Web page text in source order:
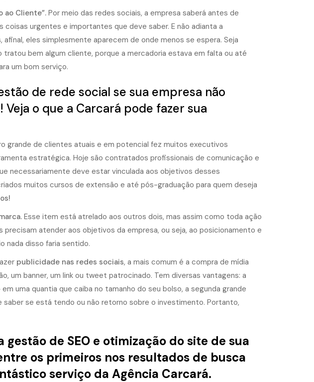
ao Cliente”. Por meio das redes sociais, a empresa saberá antes de
coisas urgentes e importantes que deve saber. E não adianta a
eles simplesmente aparecem de onde menos se espera. Seja
tratou bem algum cliente, porque a mercadoria estava em falta ou até
um bom serviço.
de rede social se sua empresa não
o que a Carcará pode fazer sua
grande de clientes atuais e em potencial fez muitos executivos
estratégica. Hoje são contratados profissionais de comunicação e
necessariamente deve estar vinculada aos objetivos desses
muitos cursos de extensão e até pós-graduação para quem deseja
Esse item está atrelado aos outros dois, mas assim como toda ação
atender aos objetivos da empresa, ou seja, ao posicionamento e
nada disso faria sentido.
publicidade nas redes sociais, a mais comum é a compra de mídia
um banner, um link ou tweet patrocinado. Tem diversas vantagens: a
uma quantia que caiba no tamanho do seu bolso, a segunda grande
se está tendo ou não retorno sobre o investimento. Portanto,
de SEO e otimização do site de sua
os primeiros nos resultados de busca
serviço da Agência Carcará.